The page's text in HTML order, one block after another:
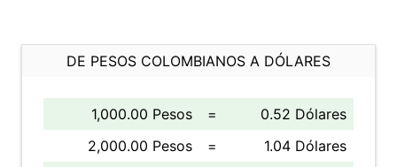
DE PESOS COLOMBIANOS A DÓLARES
1,000.00 Pesos =
0.52 Dólares
2,000.00 Pesos
=
1.04 Dólares